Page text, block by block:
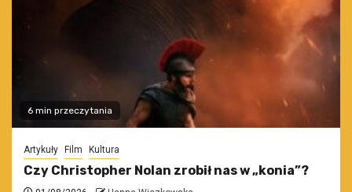
6 min przeczytania
Artykuły Film Kultura
Czy Christopher Nolan zrobił nas w „konia”?